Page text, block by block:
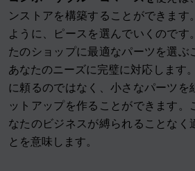
ンストアを構築することができます
ように、ピースを選んでいくのです
たのショップに最適なパーツを選ぶ
あなたのニーズに完璧に対応します
に頼るのではなく、小さなパーツを
ットアップを作ることができます。
なたのビジネスが縛られることなく
とを意味します。